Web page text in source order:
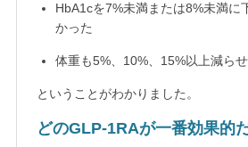
HbA1cを7%未満または8%未満に
かった
体重も5%、10%、15%以上減ら
ということがわかりました。
どのGLP-1RAが一番効果的